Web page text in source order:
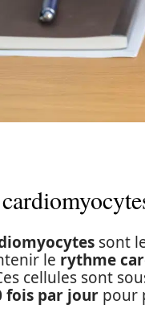
sont
le rythme
cellules sont
fois par jour pour